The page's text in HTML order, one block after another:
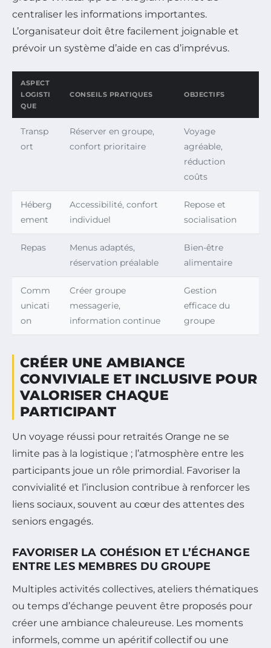
centraliser les informations importantes.
L’organisateur doit être facilement joignable et
prévoir un système d’aide en cas d’imprévus.
ASPECT
LOGISTI
QUE
CONSEILS PRATIQUES OBJECTIFS
Transp
ort
Réserver en groupe,
confort prioritaire
Voyage
agréable,
réduction
coûts
Héberg
ement
Accessibilité, confort
individuel
Repose et
socialisation
Repas
Menus adaptés,
réservation préalable
Bien-être
alimentaire
Comm
unicati
on
Créer groupe
messagerie,
information continue
Gestion
efficace du
groupe
CRÉER UNE AMBIANCE
CONVIVIALE ET INCLUSIVE POUR
VALORISER CHAQUE
PARTICIPANT
Un voyage réussi pour retraités Orange ne se
limite pas à la logistique ; l’atmosphère entre les
participants joue un rôle primordial. Favoriser la
convivialité et l’inclusion contribue à renforcer les
liens sociaux, souvent au cœur des attentes des
seniors engagés.
FAVORISER LA COHÉSION ET L’ÉCHANGE
ENTRE LES MEMBRES DU GROUPE
Multiples activités collectives, ateliers thématiques
ou temps d’échange peuvent être proposés pour
créer une ambiance chaleureuse. Les moments
informels, comme un apéritif collectif ou une